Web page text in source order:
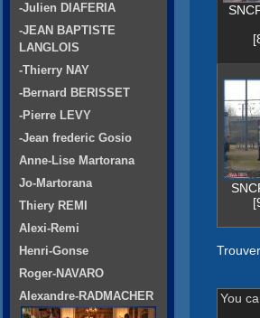
Trouver
You
-Julien DIAFERIA
-JEAN BAPTISTE
LANGLOIS
-Thierry NAY
-Bernard BERISSET
-Pierre LEVY
-Jean frederic Gosio
Anne-Lise Martorana
Jo-Martorana
Thiery REMI
Alexi-Remi
Henri-Gonse
Roger-NAVARO
Alexandre-RADMACHER